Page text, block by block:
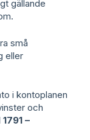
gällande
små
eller
i kontoplanen
och
1791 –